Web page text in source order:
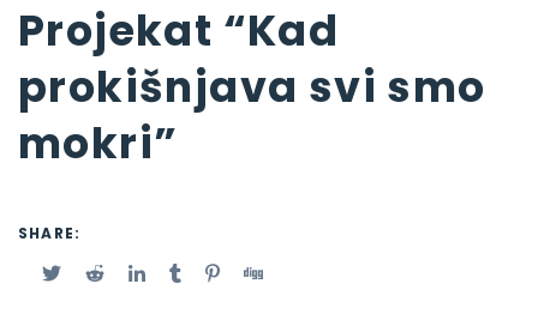
Projekat “Kad
prokišnjava svi smo
mokri”
SHARE: